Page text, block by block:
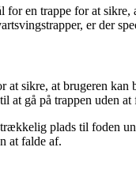
en trappe for at
er der
at sikre, at brugeren
at gå på trappen uden at
plads til foden
at falde af.